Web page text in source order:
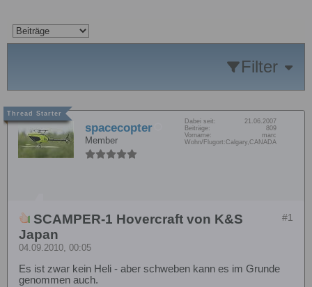
Filter
spacecopter
Member
Dabei seit:
21.06.2007
Beiträge:
809
Vorname:
marc
Wohn/Flugort:Calgary,CANADA
#1
SCAMPER-1 Hovercraft von K&S
Japan
04.09.2010, 00:05
Es ist zwar kein Heli - aber schweben kann es im Grunde
genommen auch.